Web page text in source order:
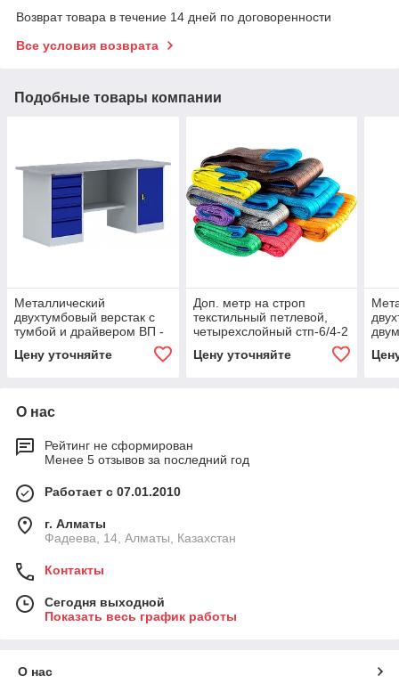
Возврат товара в течение 14 дней по договоренности
Все условия возврата
Подобные товары компании
Металлический
двухтумбовый верстак с
тумбой и драйвером ВП -
4, длина столешницы 1,9
метра
Цену уточняйте
Доп. метр на строп
текстильный петлевой,
четырехслойный стп-6/4-2
(г/п 2 тн, мин. длина 1 м)
8, 1500
Цену уточняйте
О нас
Рейтинг не сформирован
Менее 5 отзывов за последний год
Работает с 07.01.2010
г. Алматы
Фадеева, 14, Алматы, Казахстан
Контакты
Сегодня выходной
Показать весь график работы
О нас